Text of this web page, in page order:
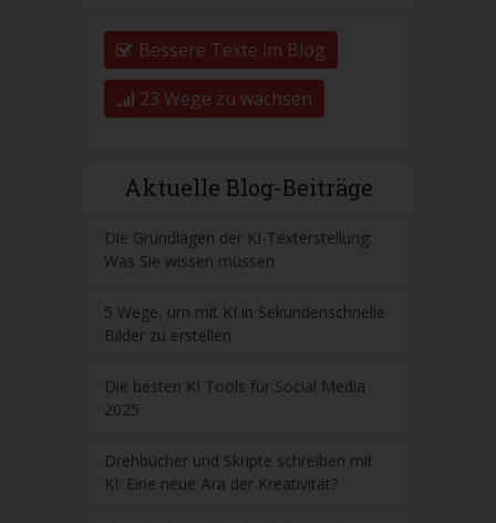
Bessere Texte im Blog
23 Wege zu wachsen
Aktuelle Blog-Beiträge
Die Grundlagen der KI-Texterstellung:
Was Sie wissen müssen
5 Wege, um mit KI in Sekundenschnelle
Bilder zu erstellen
Die besten KI Tools für Social Media
2025
Drehbücher und Skripte schreiben mit
KI: Eine neue Ära der Kreativität?